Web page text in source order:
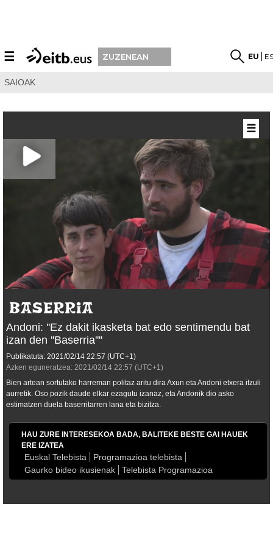
☰ ZUZENEAN EU
SAIOAK
Andoni: ''Ez dakit ikasketa bat edo sentimendu bat
izan den ''Baserria''''
Publikatuta: 2021/02/14 22:57 (UTC+1)
Azken eguneratzea: 2021/02/14 22:57 (UTC+1)
Bien artean sortutako harreman politaz aritu dira Axun eta Andoni etxera itzuli
aurretik. Oso pozik daude elkar ezagutu izanaz, eta Andonik dio asko
estimatzen duela baserritarren lana eta bizitza.
HAU ZURE INTERESEKOA BADA, BALITEKE BESTE GAI HAUEK
ERE IZATEA
Euskal Telebista
Programazioa telebista
Gaurko bideo ikusienak
Telebista Programazioa
☰